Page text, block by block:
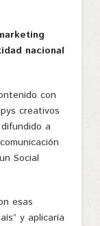
nacional
con
creativos
a
Social
esas
y aplicaría